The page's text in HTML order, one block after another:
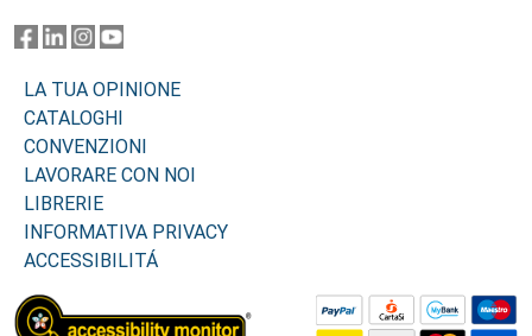
LA TUA OPINIONE
CATALOGHI
CONVENZIONI
LAVORARE CON NOI
LIBRERIE
INFORMATIVA PRIVACY
ACCESSIBILITÁ